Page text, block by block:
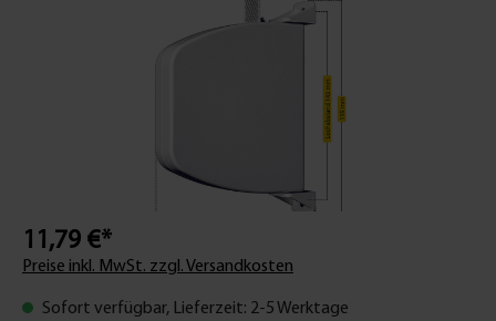
11,79 €*
Preise inkl. MwSt. zzgl. Versandkosten
Sofort verfügbar, Lieferzeit: 2-5 Werktage